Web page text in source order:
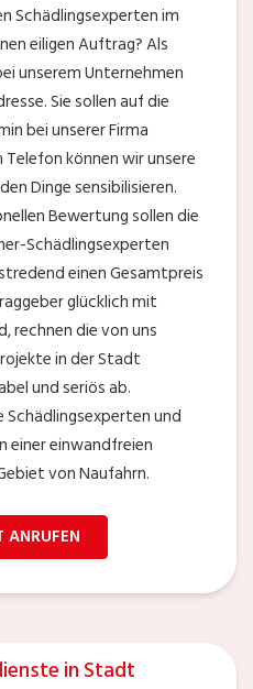
Schädlingsexperten im
eiligen Auftrag? Als
unserem Unternehmen
Sie sollen auf die
bei unserer Firma
können wir unsere
Dinge sensibilisieren.
Bewertung sollen die
Schädlingsexperten
einen Gesamtpreis
glücklich mit
rechnen die von uns
in der Stadt
und seriös ab.
Schädlingsexperten und
einer einwandfreien
von Naufahrn.
ANRUFEN
in Stadt